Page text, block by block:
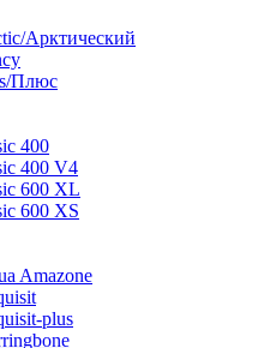
Арктический
Плюс
400
400 V4
600 ХL
600 ХS
Amazone
plus